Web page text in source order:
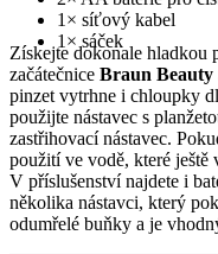
1× síťový kabel
1× sáček
Získejte dokonale hladkou
začátečnice Braun Beauty
pinzet vytrhne i chloupky
použijte nástavec s
zastřihovací nástavec.
použití ve vodě, které ještě
V příslušenství najdete i
několika nástavci, který
odumřelé buňky a je